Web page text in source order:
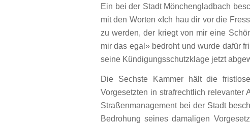
Ein bei der Stadt Mönchengladbach
mit den Worten «Ich hau dir vor die
zu werden, der kriegt von mir eine
mir das egal» bedroht und wurde dafür
seine Kündigungsschutzklage jetzt
Die Sechste Kammer hält die
Vorgesetzten in strafrechtlich relevanter
Straßenmanagement bei der Stadt
Bedrohung seines damaligen